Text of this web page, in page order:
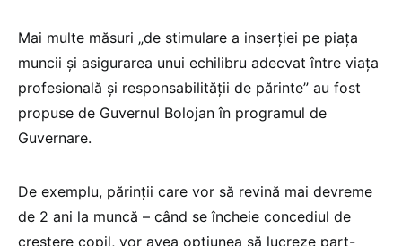
Mai multe măsuri „de stimulare a inserției pe piața
muncii și asigurarea unui echilibru adecvat între viața
profesională și responsabilității de părinte” au fost
propuse de Guvernul Bolojan în programul de
Guvernare.
De exemplu, părinții care vor să revină mai devreme
de 2 ani la muncă – când se încheie concediul de
creștere copil, vor avea opțiunea să lucreze part-